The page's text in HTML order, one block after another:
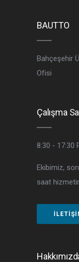
BAUTTO
Bahçeşehir
Ofisi
Çalışma
8:30 - 17:30
Ekibimiz,
saat